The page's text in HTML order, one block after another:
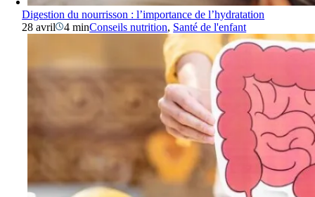
Digestion du nourrisson : l’importance de l’hydratation
28 avril
4 minConseils nutrition, Santé de l'enfant